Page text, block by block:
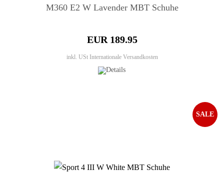
M360 E2 W Lavender MBT Schuhe
EUR 189.95
inkl. USt Internationale Versandkosten
SALE